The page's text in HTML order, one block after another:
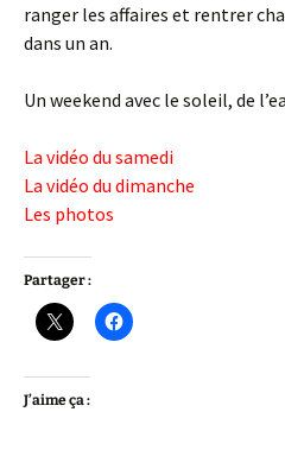
ranger les affaires et rentrer
dans un an.
Un weekend avec le soleil, de
La vidéo du samedi
La vidéo du dimanche
Les photos
Partager :
J’aime ça :